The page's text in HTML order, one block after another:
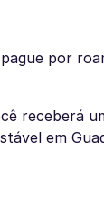
por
receberá
em